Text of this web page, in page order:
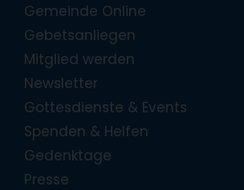
Gemeinde Online
Gebetsanliegen
Mitglied werden
Newsletter
Gottesdienste & Events
Spenden & Helfen
Gedenktage
Presse